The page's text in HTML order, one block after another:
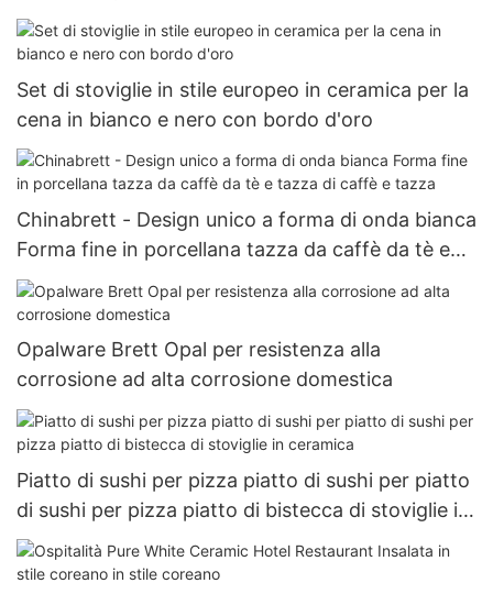
Set di stoviglie in stile europeo in ceramica per la
cena in bianco e nero con bordo d'oro
Chinabrett - Design unico a forma di onda bianca
Forma fine in porcellana tazza da caffè da tè e
tazza di caffè e tazza
Opalware Brett Opal per resistenza alla
corrosione ad alta corrosione domestica
Piatto di sushi per pizza piatto di sushi per piatto
di sushi per pizza piatto di bistecca di stoviglie in
ceramica